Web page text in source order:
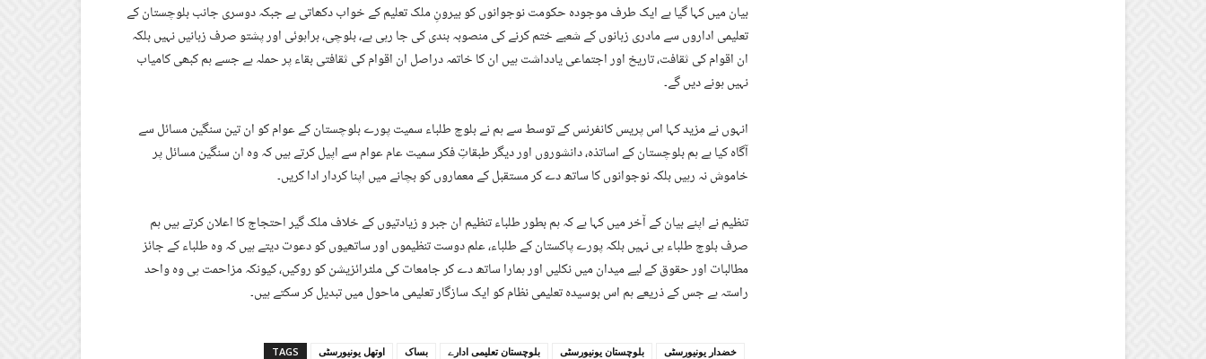
بیان میں کہا گیا ہے ایک طرف موجودہ حکومت نوجوانوں کو بیرونِ ملک تعلیم کے خواب دکھاتی ہے جبکہ دوسری جانب بلوچستان کے
تعلیمی اداروں سے مادری زبانوں کے شعبے ختم کرنے کی منصوبہ بندی کی جا رہی ہے، بلوچی، براہوئی اور پشتو صرف زبانیں نہیں بلکہ
ان اقوام کی ثقافت، تاریخ اور اجتماعی یادداشت ہیں ان کا خاتمہ دراصل ان اقوام کی ثقافتی بقاء پر حملہ ہے جسے ہم کبھی کامیاب
نہیں ہونے دیں گے۔
انہوں نے مزید کہا اس پریس کانفرنس کے توسط سے ہم نے بلوچ طلباء سمیت پورے بلوچستان کے عوام کو ان تین سنگین مسائل سے
آگاہ کیا ہے ہم بلوچستان کے اساتذہ، دانشوروں اور دیگر طبقاتِ فکر سمیت عام عوام سے اپیل کرتے ہیں کہ وہ ان سنگین مسائل پر
خاموش نہ رہیں بلکہ نوجوانوں کا ساتھ دے کر مستقبل کے معماروں کو بچانے میں اپنا کردار ادا کریں۔
تنظیم نے اپنے بیان کے آخر میں کہا ہے کہ ہم بطور طلباء تنظیم ان جبر و زیادتیوں کے خلاف ملک گیر احتجاج کا اعلان کرتے ہیں ہم
صرف بلوچ طلباء ہی نہیں بلکہ پورے پاکستان کے طلباء، علم دوست تنظیموں اور ساتھیوں کو دعوت دیتے ہیں کہ وہ طلباء کے جائز
مطالبات اور حقوق کے لیے میدان میں نکلیں اور ہمارا ساتھ دے کر جامعات کی ملٹرائزیشن کو روکیں، کیونکہ مزاحمت ہی وہ واحد
راستہ ہے جس کے ذریعے ہم اس بوسیدہ تعلیمی نظام کو ایک سازگار تعلیمی ماحول میں تبدیل کر سکتے ہیں۔
TAGS اوتھل یونیورسٹی بساک بلوچستان تعلیمی ادارے بلوچستان یونیورسٹی خضدار یونیورسٹی